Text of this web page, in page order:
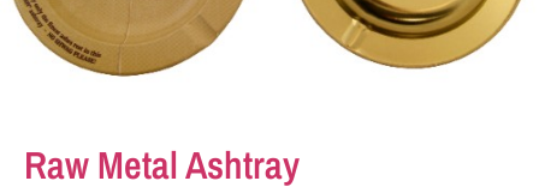
Raw Metal Ashtray